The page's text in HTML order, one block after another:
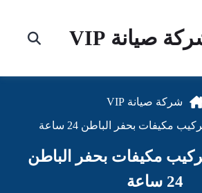
شركة صيانة VIP
مكيفات بحفر الباطن 24 ساعة
مكيفات بحفر الباطن
24 ساعة